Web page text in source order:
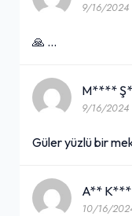
9/16/2024
🙏 …
M****
9/16/2024
Güler yüzlü bir
A**
10/16/